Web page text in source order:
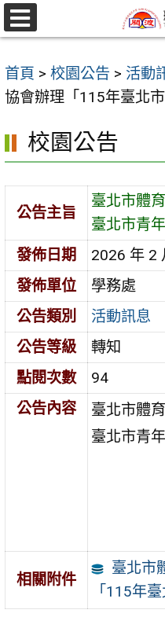
跳
至
要
內
區
選
單
首頁 > 校園公告 > 活動
協會辦理「115年臺北
校園公告
公告主旨
臺北市體
臺北市青
發佈日期
2026 年 2
發佈單位
學務處
公告類別
活動訊息
公告等級
轉知
點閱次數
94
公告內容
臺北市體
臺北市青
相關附件
臺北市
「115年